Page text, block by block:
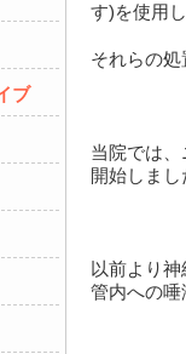
ブ
す)を使用
それらの処
当院では
開始しまし
以前より
管内への唾